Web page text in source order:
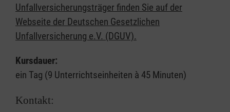
Unfallversicherungsträger finden Sie auf der
Webseite der Deutschen Gesetzlichen
Unfallversicherung e.V. (DGUV).
Kursdauer:
ein Tag (9 Unterrichtseinheiten à 45 Minuten)
Kontakt: